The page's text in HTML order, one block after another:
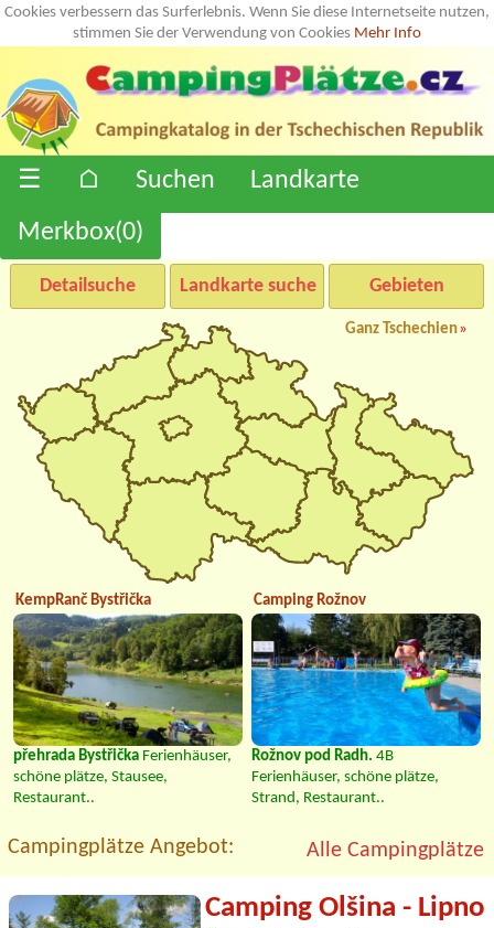
Cookies verbessern das Surferlebnis. Wenn Sie diese Internetseite nutzen,
stimmen Sie der Verwendung von Cookies Mehr Info
☰ ⌂ Suchen
Landkarte
Merkbox(0)
Detailsuche Landkarte suche Gebieten
Ganz Tschechien»
KempRanč Bystřička
přehrada Bystřička Ferienhäuser,
schöne plätze, Stausee,
Restaurant..
Camping Rožnov
Rožnov pod Radh. 4B
Ferienhäuser, schöne plätze,
Strand, Restaurant..
Campingplätze Angebot: Alle Campingplätze
Camping Olšina - Lipno